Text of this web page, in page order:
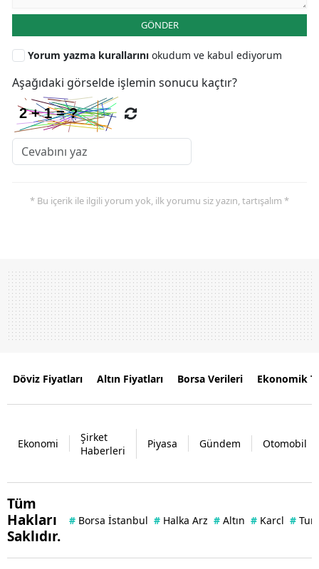
GÖNDER
Yorum yazma kurallarını okudum ve kabul ediyorum
Aşağıdaki görselde işlemin sonucu kaçtır?
* Bu içerik ile ilgili yorum yok, ilk yorumu siz yazın, tartışalım *
Döviz Fiyatları Altın Fiyatları Borsa Verileri Ekonomik
Ekonomi
Şirket
Haberleri
Piyasa Gündem Otomobil
Tüm
Hakları
Saklıdır.
# Borsa İstanbul # Halka Arz # Altın # Karcl #